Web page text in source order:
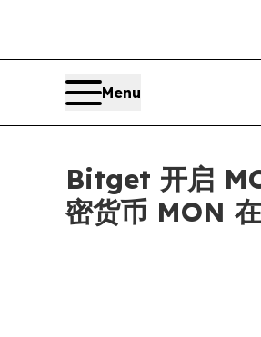
Menu
Bitget 开启
密货币 MON